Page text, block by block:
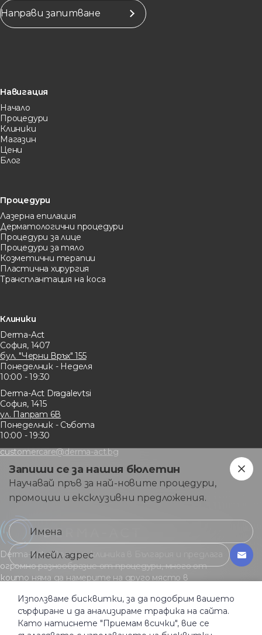
Направи запитване
Навигация
Начало
Процедури
Клиники
Магазин
Цени
Блог
Процедури
Лазерна eпилация
Дерматологични процедури
Процедури за лице
Процедури за тяло
Козметични терапии
Пластична хирургия
Трансплантация на коса
Клиники
Derma-Act
София, 1407
бул. "Черни Връх" 155
Понеделник - Неделя
10:00 - 19:30
Derma-Act Dragalevtsi
София, 1415
ул. Папрат 6В
Понеделник - Събота
10:00 - 19:30
customercare@derma-act.bg
Derma-Act е водеща клиника в България и предлага
огромно разнообразие от процедури, много от
които няма да намерите на друго място в
Общи услoвия
Запиши се за нашия бюлетин
Научавай пръв за най-новите процедури,
промоции и ексклузивни предложения.
Използваме бисквитки, за да подобрим вашето
сърфиране и да анализираме трафика на сайта.
Като натиснете "Приемам всички", вие се